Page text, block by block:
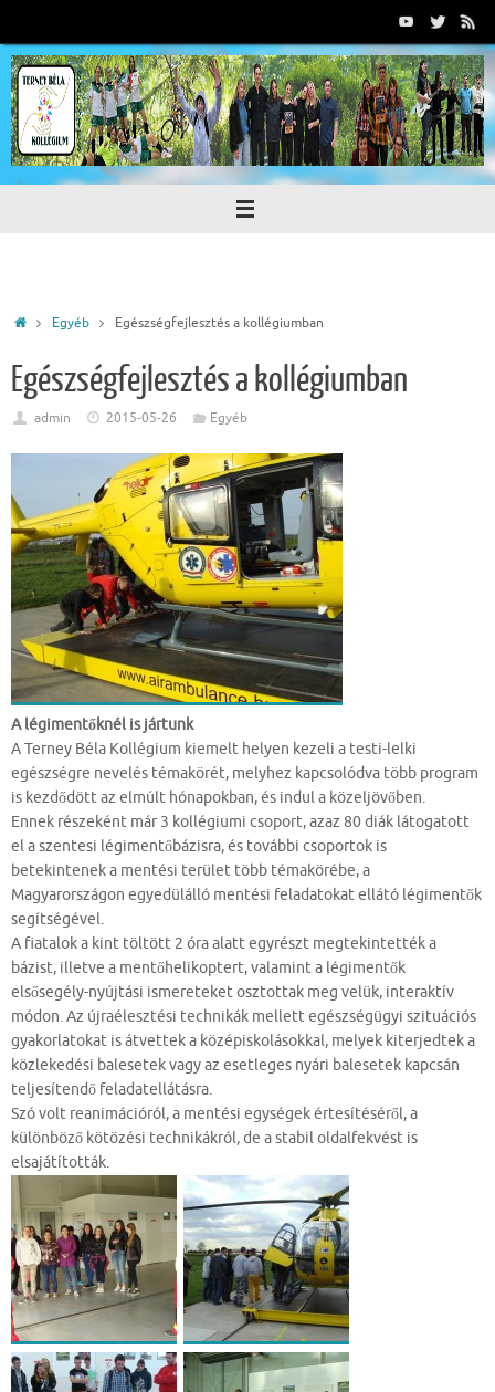
tartalomra
HomeEgyéb Egészségfejlesztés a kollégiumban
Egészségfejlesztés a kollégiumban
admin 2015-05-26 Egyéb
A légimentőknél is jártunk
A Terney Béla Kollégium kiemelt helyen kezeli a testi-lelki
egészségre nevelés témakörét, melyhez kapcsolódva több program
is kezdődött az elmúlt hónapokban, és indul a közeljövőben.
Ennek részeként már 3 kollégiumi csoport, azaz 80 diák látogatott
el a szentesi légimentőbázisra, és további csoportok is
betekintenek a mentési terület több témakörébe, a
Magyarországon egyedülálló mentési feladatokat ellátó légimentők
segítségével.
A fiatalok a kint töltött 2 óra alatt egyrészt megtekintették a
bázist, illetve a mentőhelikoptert, valamint a légimentők
elsősegély-nyújtási ismereteket osztottak meg velük, interaktív
módon. Az újraélesztési technikák mellett egészségügyi szituációs
gyakorlatokat is átvettek a középiskolásokkal, melyek kiterjedtek a
közlekedési balesetek vagy az esetleges nyári balesetek kapcsán
teljesítendő feladatellátásra.
Szó volt reanimációról, a mentési egységek értesítéséről, a
különböző kötözési technikákról, de a stabil oldalfekvést is
elsajátították.